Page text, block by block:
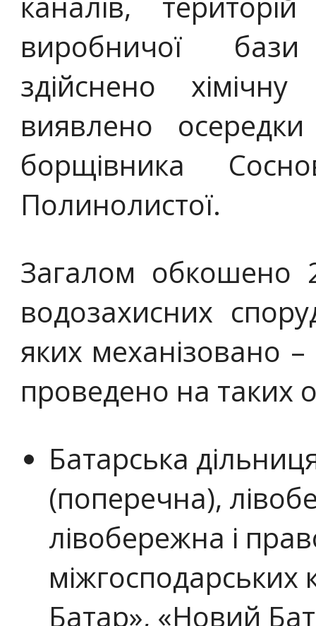
виробничої
здійснено
виявлено
борщівника
Полинолистої.
Загалом обкошено
водозахисних
яких механізовано
проведено на таких
Батарська
(поперечна),
лівобережна і
Батар», «Новий